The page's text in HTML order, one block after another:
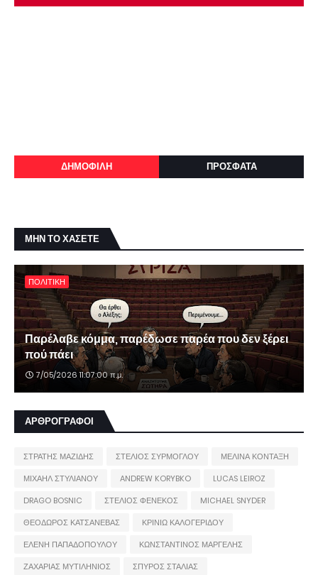
ΔΗΜΟΦΙΛΗ ΠΡΟΣΦΑΤΑ
ΜΗΝ ΤΟ ΧΑΣΕΤΕ
ΠΟΛΙΤΙΚΗ
Παρέλαβε κόμμα, παρέδωσε παρέα που δεν ξέρει
πού πάει
7/05/2026 11:07:00 π.μ.
ΑΡΘΡΟΓΡΑΦΟΙ
ΣΤΡΑΤΗΣ ΜΑΖΙΔΗΣ ΣΤΕΛΙΟΣ ΣΥΡΜΟΓΛΟΥ
ΜΕΛΙΝΑ ΚΟΝΤΑΞΗ
ΜΙΧΑΗΛ ΣΤΥΛΙΑΝΟΥ
ANDREW KORYBKO
LUCAS LEIROZ
DRAGO BOSNIC
ΣΤΕΛΙΟΣ ΦΕΝΕΚΟΣ
MICHAEL SNYDER
ΘΕΟΔΩΡΟΣ ΚΑΤΣΑΝΕΒΑΣ
ΚΡΙΝΙΩ ΚΑΛΟΓΕΡΙΔΟΥ
ΕΛΕΝΗ ΠΑΠΑΔΟΠΟΥΛΟΥ
ΚΩΝΣΤΑΝΤΙΝΟΣ ΜΑΡΓΕΛΗΣ
ΖΑΧΑΡΙΑΣ ΜΥΤΙΛΗΝΙΟΣ
ΣΠΥΡΟΣ ΣΤΑΛΙΑΣ